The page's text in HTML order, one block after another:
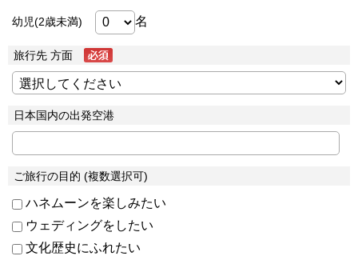
幼児(2歳未満) 名
旅行先 方面
日本国内の出発空港
ご旅行の目的 (複数選択可)
ハネムーンを楽しみたい
ウェディングをしたい
文化歴史にふれたい